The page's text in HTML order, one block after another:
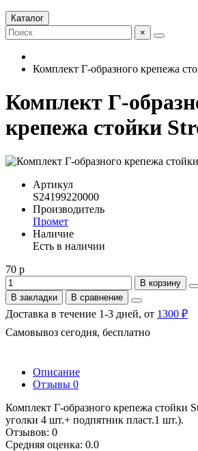
Каталог
×
Комплект Г-образного крепежа
Комплект Г-
крепежа стойки
Артикул
S24199220000
Производитель
Промет
Наличие
Есть в наличии
70 р
В корзину
В закладки
В сравнение
Доставка в течение 1-3 дней, от 1300 ₽
Самовывоз сегодня, бесплатно
Описание
Отзывы 0
Комплект Г-образного крепежа стойки
уголки 4 шт.+ подпятник пласт.1 шт.).
Отзывов: 0
Средняя оценка: 0.0